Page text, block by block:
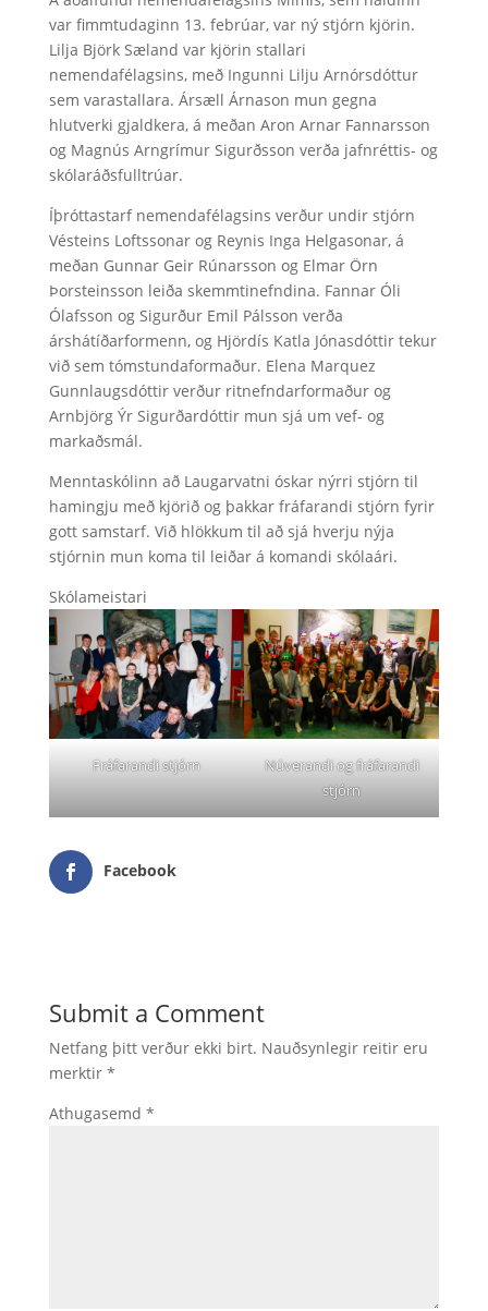
var fimmtudaginn 13. febrúar, var ný stjórn kjörin.
Lilja Björk Sæland var kjörin stallari
nemendafélagsins, með Ingunni Lilju Arnórsdóttur
sem varastallara. Ársæll Árnason mun gegna
hlutverki gjaldkera, á meðan Aron Arnar Fannarsson
og Magnús Arngrímur Sigurðsson verða jafnréttis- og
skólaráðsfulltrúar.
Íþróttastarf nemendafélagsins verður undir stjórn
Vésteins Loftssonar og Reynis Inga Helgasonar, á
meðan Gunnar Geir Rúnarsson og Elmar Örn
Þorsteinsson leiða skemmtinefndina. Fannar Óli
Ólafsson og Sigurður Emil Pálsson verða
árshátíðarformenn, og Hjördís Katla Jónasdóttir tekur
við sem tómstundaformaður. Elena Marquez
Gunnlaugsdóttir verður ritnefndarformaður og
Arnbjörg Ýr Sigurðardóttir mun sjá um vef- og
markaðsmál.
Menntaskólinn að Laugarvatni óskar nýrri stjórn til
hamingju með kjörið og þakkar fráfarandi stjórn fyrir
gott samstarf. Við hlökkum til að sjá hverju nýja
stjórnin mun koma til leiðar á komandi skólaári.
Skólameistari
Fráfarandi stjórn
Núverandi og fráfarandi
stjórn
Facebook
Submit a Comment
Netfang þitt verður ekki birt. Nauðsynlegir reitir eru
merktir *
Athugasemd *